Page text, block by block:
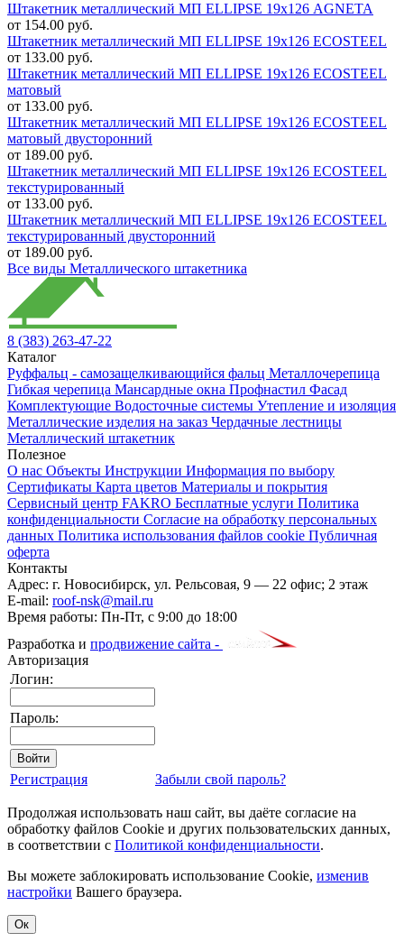
Штакетник металлический МП ELLIPSE 19х126 AGNETA
от 154.00 руб.
Штакетник металлический МП ELLIPSE 19х126 ECOSTEEL
от 133.00 руб.
Штакетник металлический МП ELLIPSE 19х126 ECOSTEEL
матовый
от 133.00 руб.
Штакетник металлический МП ELLIPSE 19х126 ECOSTEEL
матовый двусторонний
от 189.00 руб.
Штакетник металлический МП ELLIPSE 19х126 ECOSTEEL
текстурированный
от 133.00 руб.
Штакетник металлический МП ELLIPSE 19х126 ECOSTEEL
текстурированный двусторонний
от 189.00 руб.
Все виды Металлического штакетника
8 (383) 263-47-22
Каталог
Руффальц - самозащелкивающийся фальц Металлочерепица
Гибкая черепица Мансардные окна Профнастил Фасад
Комплектующие Водосточные системы Утепление и изоляция
Металлические изделия на заказ Чердачные лестницы
Металлический штакетник
Полезное
О нас Объекты Инструкции Информация по выбору
Сертификаты Карта цветов Материалы и покрытия
Сервисный центр FAKRO Бесплатные услуги Политика
конфиденциальности Согласие на обработку персональных
данных Политика использования файлов cookie Публичная
оферта
Контакты
Адрес: г. Новосибирск, ул. Рельсовая, 9 — 22 офис; 2 этаж
E-mail: roof-nsk@mail.ru
Время работы: Пн-Пт, с 9:00 до 18:00
Разработка и продвижение сайта -
Авторизация
Логин:
Пароль:
Регистрация Забыли свой пароль?
Продолжая использовать наш сайт, вы даёте согласие на
обработку файлов Cookie и других пользовательских данных,
в соответствии с Политикой конфиденциальности.
Вы можете заблокировать использование Cookie, изменив
настройки Вашего браузера.
Ок